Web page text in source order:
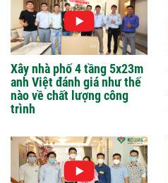
Xây nhà phố 4 tầng 5x23m
anh Việt đánh giá như thế
nào về chất lượng công
trình